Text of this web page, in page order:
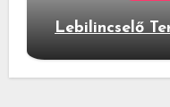
Lebilincselő